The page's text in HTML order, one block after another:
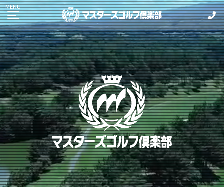
HOME
コース
中コース
東コース
西コース
料金
ご予約のご案内
メンバーログイン
ビジター様ご予約